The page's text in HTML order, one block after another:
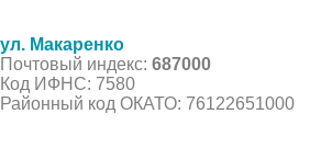
ул. Макаренко
Почтовый индекс: 687000
Код ИФНС: 7580
Районный код ОКАТО: 76122651000